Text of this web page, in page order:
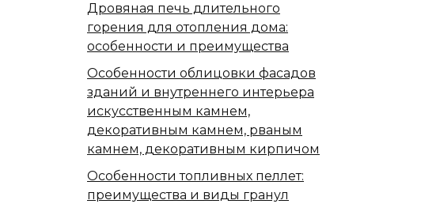
Дровяная печь длительного
горения для отопления дома:
особенности и преимущества
Особенности облицовки фасадов
зданий и внутреннего интерьера
искусственным камнем,
декоративным камнем, рваным
камнем, декоративным кирпичом
Особенности топливных пеллет:
преимущества и виды гранул